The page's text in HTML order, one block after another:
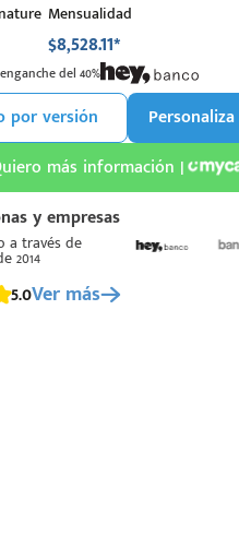
Mensualidad
$8,528.11*
del 40%
por versión
más información |
y empresas
a través de
2014
5.0Ver más